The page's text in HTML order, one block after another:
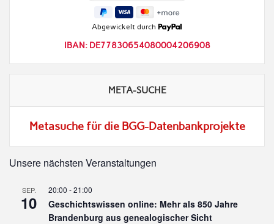
Abgewickelt durch
IBAN: DE77830654080004206908
META-SUCHE
Metasuche für die BGG-Datenbankprojekte
Unsere nächsten Veranstaltungen
SEP.
10
20:00 -21:00
Geschichtswissen online: Mehr als 850 Jahre
Brandenburg aus genealogischer Sicht